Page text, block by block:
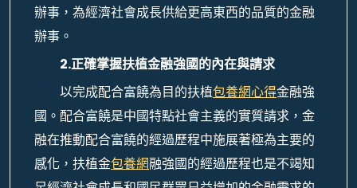
辦事，為經濟社會成長供給更高東西的品質的金融
辦事。
2.正確掌握扶植金融強國的內在與請求
以完成配合富饒為目的扶植包養網心得金融強
國。配合富饒是中國特點社會主義的實質請求，金
融在推動配合富饒的經過歷程中施展著極為主要的
感化，扶植金包養網融強國的經過歷程也是不竭知